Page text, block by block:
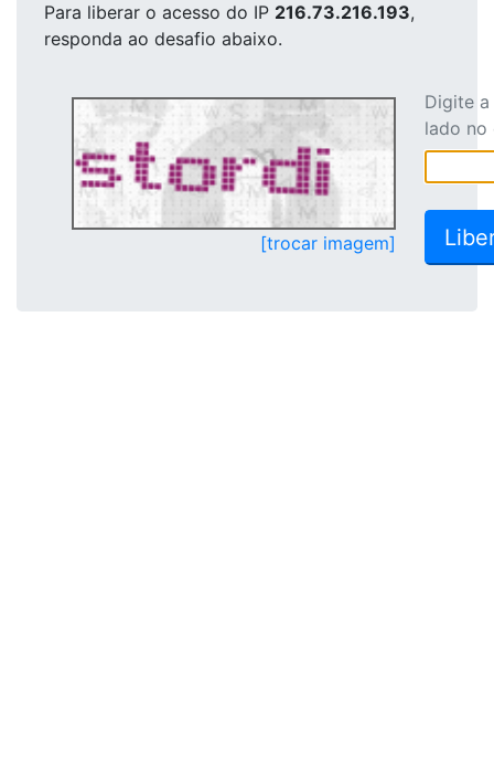
Para liberar o acesso do IP 216.73.216.193,
responda ao desafio abaixo.
[trocar imagem]
Digite
lado no